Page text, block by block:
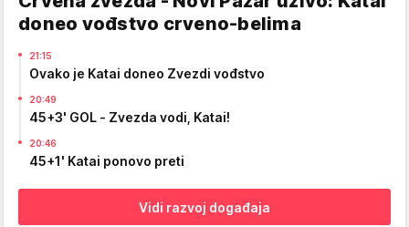
doneo vođstvo crveno-belima
21:15
Ovako je Katai doneo Zvezdi vođstvo
20:49
45+3' GOL - Zvezda vodi, Katai!
20:46
45+1' Katai ponovo preti
Vidi razvoj događaja